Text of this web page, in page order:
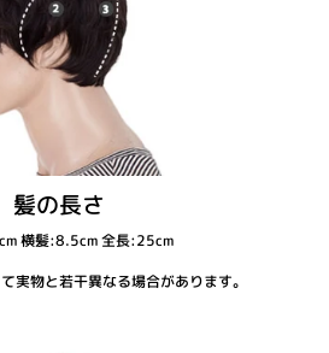
髪の長さ
横髪:8.5cm 全長:25cm
実物と若干異なる場合があります。